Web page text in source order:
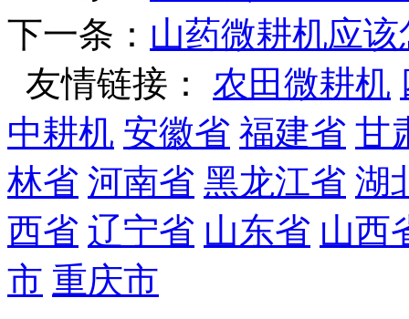
下一条： 山药微耕机应
友情链接： 农田微耕机
中耕机 安徽省 福建省 甘
林省 河南省 黑龙江省 湖
西省 辽宁省 山东省 山西
市 重庆市